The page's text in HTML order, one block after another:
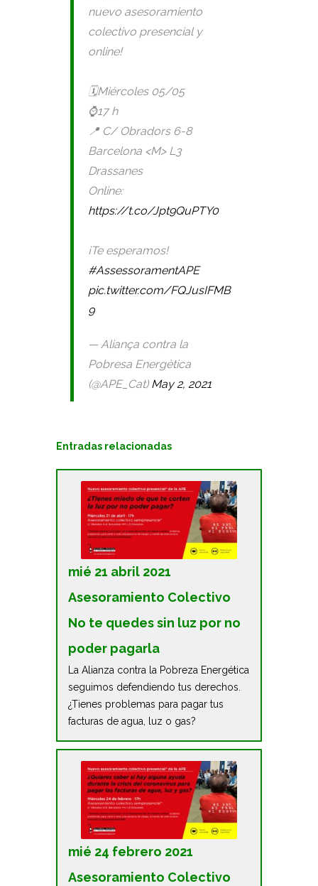
nuevo asesoramiento
colectivo presencial y
online!
🗓️Miércoles 05/05
⌚️17 h
📍 C/ Obradors 6-8
Barcelona <M> L3
Drassanes
Online:
https://t.co/Jpt9QuPTY0
¡Te esperamos!
#AssessoramentAPE
pic.twitter.com/FQJusIFMB
9
— Aliança contra la
Pobresa Energètica
(@APE_Cat) May 2, 2021
Entradas relacionadas
mié 21 abril 2021
Asesoramiento Colectivo
No te quedes sin luz por no
poder pagarla
La Alianza contra la Pobreza Energética
seguimos defendiendo tus derechos.
¿Tienes problemas para pagar tus
facturas de agua, luz o gas?
mié 24 febrero 2021
Asesoramiento Colectivo